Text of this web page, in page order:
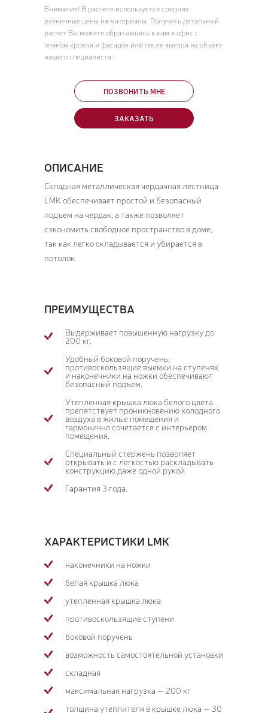
Внимание! В расчете используется средние
розничные цены на материалы. Получить детальный
расчет Вы можете обратившись к нам в офис с
планом кровли и фасадов или после выезда на объект
нашего специалиста.
ПОЗВОНИТЬ МНЕ
ЗАКАЗАТЬ
ОПИСАНИЕ
Складная металлическая чердачная лестница
LMK обеспечивает простой и безопасный
подъем на чердак, а также позволяет
сэкономить свободное пространство в доме,
так как легко складывается и убирается в
потолок.
ПРЕИМУЩЕСТВА
Выдерживает повышенную нагрузку до
200 кг.
Удобный боковой поручень,
противоскользящие выемки на ступенях
и наконечники на ножки обеспечивают
безопасный подъем.
Утепленная крышка люка белого цвета
препятствует проникновению холодного
воздуха в жилые помещения и
гармонично сочетается с интерьером
помещения.
Специальный стержень позволяет
открывать и с легкостью раскладывать
конструкцию даже одной рукой.
Гарантия 3 года.
ХАРАКТЕРИСТИКИ LMK
наконечники на ножки
белая крышка люка
утепленная крышка люка
противоскользящие ступени
боковой поручень
возможность самостоятельной установки
складная
максимальная нагрузка — 200 кг
толщина утеплителя в крышке люка — 30